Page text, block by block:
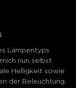
Lampentyps
nun selbst
Helligkeit sowie
der Beleuchtung.